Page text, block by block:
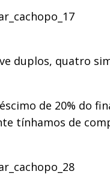
duplos, quatro
de 20% do
tínhamos de